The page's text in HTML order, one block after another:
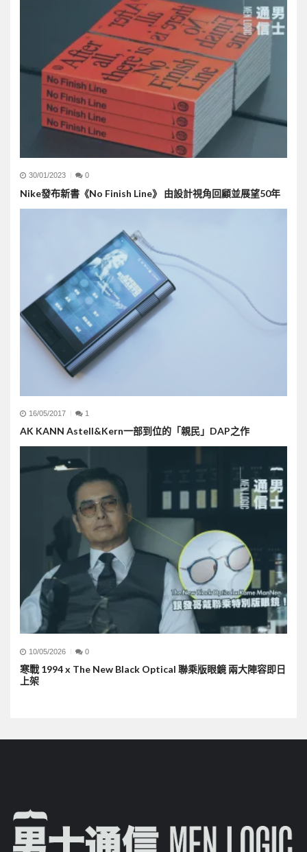
30/01/2023 0
Nike發布新書《No Finish Line》 由設計視角回顧並展望50年
16/05/2017 1
AK KANN Astell&Kern一部到位的「親民」DAP之作
10/05/2026 0
寒戰 1994 x The New Black Optical 聯乘版眼鏡 兩大陣容即日
上架